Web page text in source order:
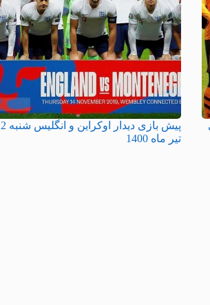
پیش بازی دیدار
تیر ماه 1400